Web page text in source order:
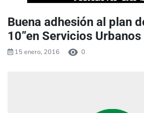
Buena adhesión al plan
10”en Servicios Urbanos
15 enero, 2016 0